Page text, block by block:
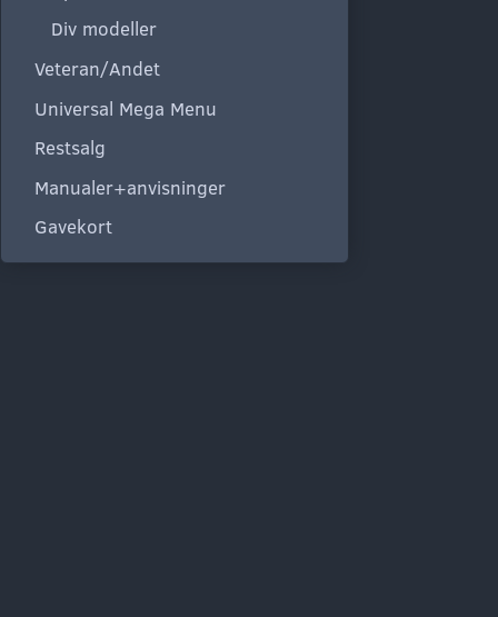
Div modeller
Veteran/Andet
Universal Mega Menu
Restsalg
Manualer+anvisninger
Gavekort